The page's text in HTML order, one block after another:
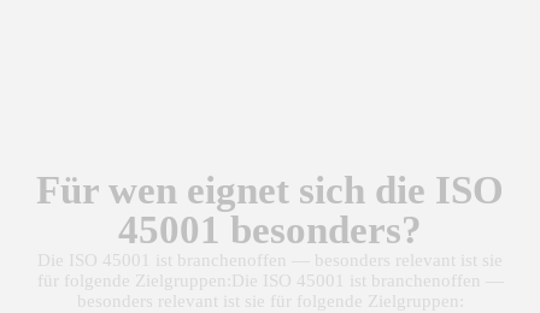
Für wen eignet sich die ISO
45001 besonders?
Die ISO 45001 ist branchenoffen — besonders relevant ist sie
für folgende Zielgruppen:Die ISO 45001 ist branchenoffen —
besonders relevant ist sie für folgende Zielgruppen: